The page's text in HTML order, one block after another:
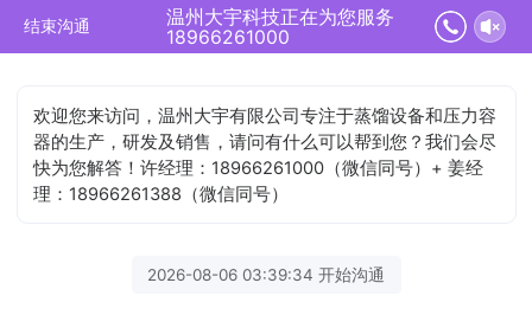
结束沟通
温州大宇科技正在为您服务
18966261000
欢迎您来访问，温州大宇有限公司专注于蒸馏设备和压力容
器的生产，研发及销售，请问有什么可以帮到您？我们会尽
快为您解答！许经理：18966261000（微信同号）+ 姜经
理：18966261388（微信同号）
2026-08-06 03:39:34 开始沟通